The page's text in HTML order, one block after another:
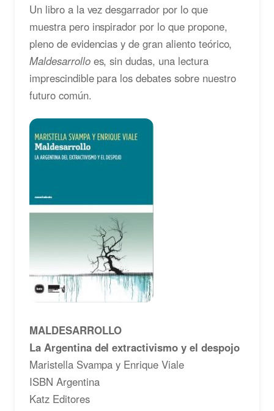
Un libro a la vez desgarrador por lo que
muestra pero inspirador por lo que propone,
pleno de evidencias y de gran aliento teórico,
Maldesarrolloes, sin dudas, una lectura
imprescindible para los debates sobre nuestro
futuro común.
MALDESARROLLO
La Argentina del extractivismo y el despojo
Maristella Svampa y Enrique Viale
ISBN Argentina
Katz Editores